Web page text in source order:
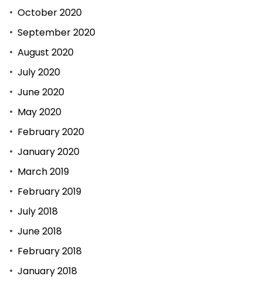
October 2020
September 2020
August 2020
July 2020
June 2020
May 2020
February 2020
January 2020
March 2019
February 2019
July 2018
June 2018
February 2018
January 2018